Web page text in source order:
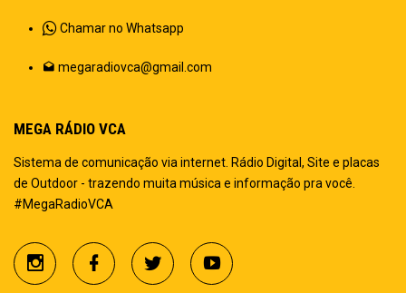
Chamar no Whatsapp
megaradiovca@gmail.com
MEGA RÁDIO VCA
Sistema de comunicação via internet. Rádio Digital, Site e placas
de Outdoor - trazendo muita música e informação pra você.
#MegaRadioVCA